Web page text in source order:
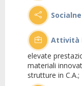
Attività
elevate prestazioni; -Rinforzo di
materiali
strutture in C.A.;